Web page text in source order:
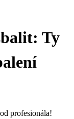
Ty
profesionála!